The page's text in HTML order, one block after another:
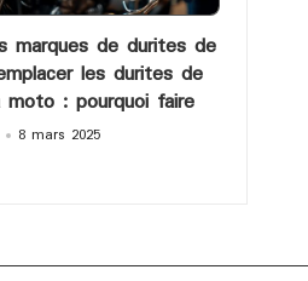
marques de durites de
les durites de
: pourquoi faire
8 mars 2025